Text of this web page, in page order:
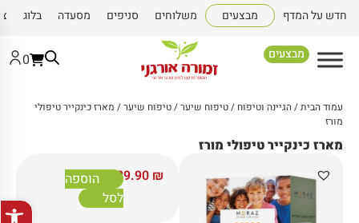
פתח
חדש על המדף מבצעים משלוחים סניפים מסעדה בלוג
מבצעים 0
עמוד הבית/הגיינה וטיפוח /טיפוח שיער/טיפוח שיער/ מארז כינקייר טיפולי
מורז
מארז כינקייר טיפולי מורז
89.90 ₪
הוספה
לסל